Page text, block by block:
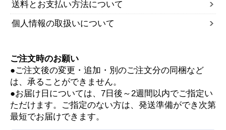
送料とお支払い方法について
個人情報の取扱いについて
ご注文時のお願い
●ご注文後の変更・追加・別のご注文分の同梱など
は、承ることができません。
●お届け日については、7日後～2週間以内でご指定い
ただけます。ご指定のない方は、発送準備ができ次第
最短でお届けできます。